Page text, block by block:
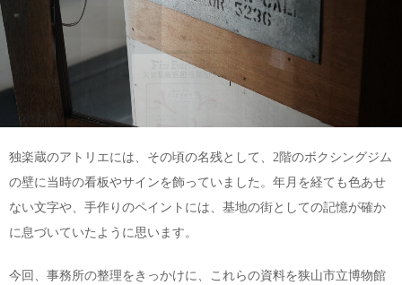
独楽蔵のアトリエには、その頃の名残として、2階のボクシングジム
の壁に当時の看板やサインを飾っていました。年月を経ても色あせ
ない文字や、手作りのペイントには、基地の街としての記憶が確か
に息づいていたように思います。
今回、事務所の整理をきっかけに、これらの資料を狭山市立博物館